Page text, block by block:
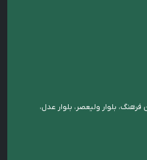
بلوار ولیعصر، بلوار عدل،